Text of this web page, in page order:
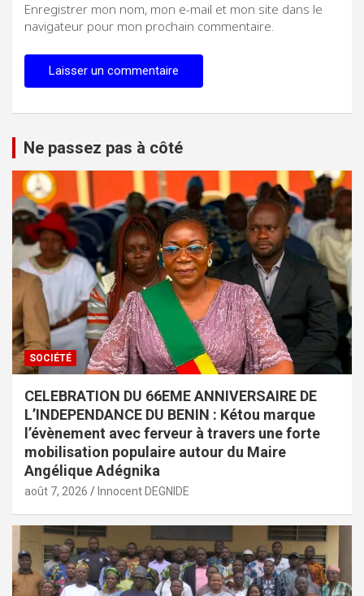
Enregistrer mon nom, mon e-mail et mon site dans le
navigateur pour mon prochain commentaire.
Ne passez pas à côté
SOCIÉTÉ
CELEBRATION DU 66EME ANNIVERSAIRE DE
L’INDEPENDANCE DU BENIN : Kétou marque
l’évènement avec ferveur à travers une forte
mobilisation populaire autour du Maire
Angélique Adégnika
août 7, 2026 Innocent DEGNIDE